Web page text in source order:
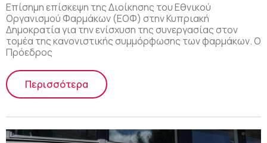
Επίσημη επίσκεψη της Διοίκησης του Εθνικού
Οργανισμού Φαρμάκων (ΕΟΦ) στην Κυπριακή
Δημοκρατία για την ενίσχυση της συνεργασίας στον
τομέα της κανονιστικής συμμόρφωσης των φαρμάκων. Ο
Πρόεδρος
Περισσότερα